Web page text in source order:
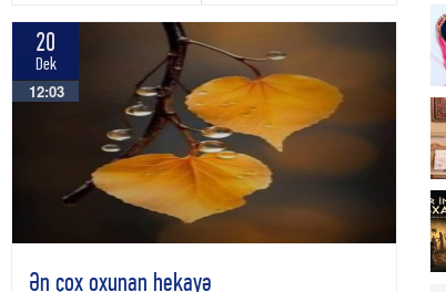
20
Dek
12:03
Ən çox oxunan hekayə